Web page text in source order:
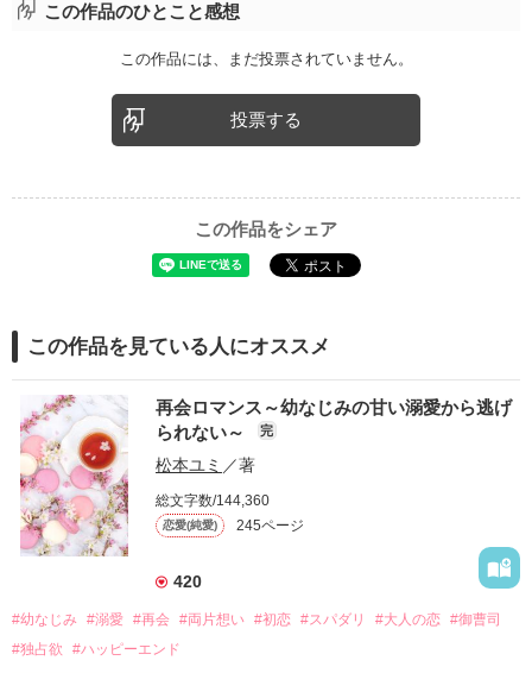
この作品のひとこと感想
この作品には、まだ投票されていません。
投票する
この作品をシェア
この作品を見ている人にオススメ
再会ロマンス～幼なじみの甘い溺愛から逃げ
られない～
完
松本ユミ ／著
総文字数/144,360
恋愛(純愛) 245ページ
420
#幼なじみ #溺愛 #再会 #両片想い #初恋 #スパダリ #大人の恋 #御曹司
#独占欲
#ハッピーエンド